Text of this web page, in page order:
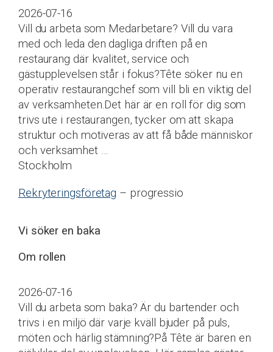
2026-07-16
Vill du arbeta som Medarbetare? Vill du vara
med och leda den dagliga driften på en
restaurang där kvalitet, service och
gästupplevelsen står i fokus?Tête söker nu en
operativ restaurangchef som vill bli en viktig del
av verksamheten.Det här är en roll för dig som
trivs ute i restaurangen, tycker om att skapa
struktur och motiveras av att få både människor
och verksamhet …
Stockholm
Rekryteringsföretag – progressio
Vi söker en baka
Om rollen
2026-07-16
Vill du arbeta som baka? Är du bartender och
trivs i en miljö där varje kväll bjuder på puls,
möten och härlig stämning?På Tête är baren en